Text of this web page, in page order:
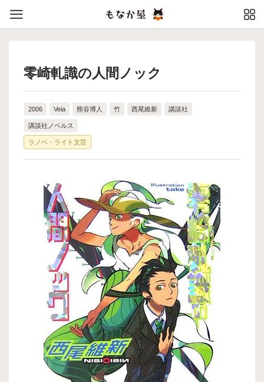
零崎軋識の人間ノック
2006 Veia 熊谷博人 竹 西尾維新 講談社
講談社ノベルス
ラノベ・ライト文芸